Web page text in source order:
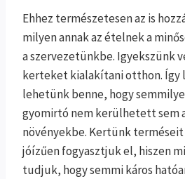
Ehhez természetesen az is
milyen annak az ételnek a
a szervezetünkbe. Igyekszünk
kerteket kialakítani otthon. Így
lehetünk benne, hogy
gyomirtó nem kerülhetett sem
növényekbe. Kertünk
jóízűen fogyasztjuk el, hiszen
tudjuk, hogy semmi káros